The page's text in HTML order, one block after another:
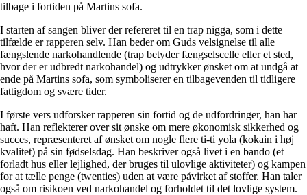
tilbage i fortiden på Martins sofa.
I starten af ​​sangen bliver der refereret til en trap nigga, som i dette
tilfælde er rapperen selv. Han beder om Guds velsignelse til alle
fængslende narkohandlende (trap betyder fængselscelle eller et sted,
hvor der er udbredt narkohandel) og udtrykker ønsket om at undgå at
ende på Martins sofa, som symboliserer en tilbagevenden til tidligere
fattigdom og svære tider.
I første vers udforsker rapperen sin fortid og de udfordringer, han har
haft. Han reflekterer over sit ønske om mere økonomisk sikkerhed og
succes, repræsenteret af ønsket om nogle flere ti-ti yola (kokain i høj
kvalitet) på sin fødselsdag. Han beskriver også livet i en bando (et
forladt hus eller lejlighed, der bruges til ulovlige aktiviteter) og kampen
for at tælle penge (twenties) uden at være påvirket af stoffer. Han taler
også om risikoen ved narkohandel og forholdet til det lovlige system.